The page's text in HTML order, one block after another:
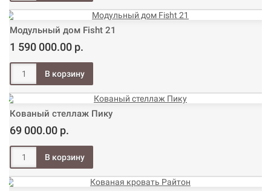
Модульный дом Fisht 21
1 590 000.00 р.
Кованый стеллаж Пику
69 000.00 р.